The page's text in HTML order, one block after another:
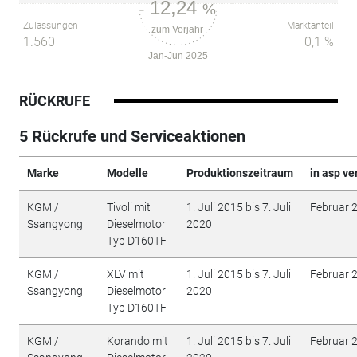
-12,24%
zum Vorjahr
Zulassungen
1.560
Jan-Jun 2025
Marktanteil
0,1 %
RÜCKRUFE
5 Rückrufe und Serviceaktionen
Marke Modelle Produktionszeitraum in asp
KGM /
Ssangyong
Tivoli mit
Dieselmotor
Typ D160TF
1. Juli 2015 bis 7. Juli
2020
Februar
KGM /
Ssangyong
XLV mit
Dieselmotor
Typ D160TF
1. Juli 2015 bis 7. Juli
2020
Februar
KGM /
Korando mit
1. Juli 2015 bis 7. Juli
Februar